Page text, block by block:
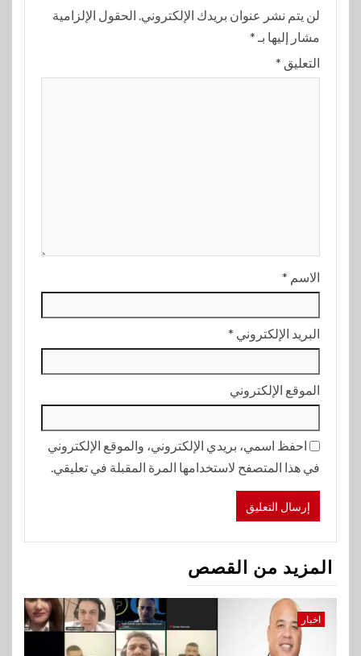
لن يتم نشر عنوان بريدك الإلكتروني. الحقول الإلزامية
مشار إليها بـ *
التعليق *
الاسم *
البريد الإلكتروني *
الموقع الإلكتروني
احفظ اسمي، بريدي الإلكتروني، والموقع الإلكتروني
في هذا المتصفح لاستخدامها المرة المقبلة في تعليقي.
المزيد من القصص
اخبار